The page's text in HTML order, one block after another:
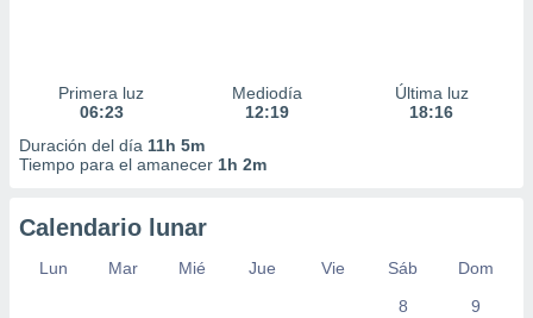
Primera luz
06:23
Mediodía
12:19
Última luz
18:16
Duración del día 11h 5m
Tiempo para el amanecer 1h 2m
Calendario lunar
Lun Mar Mié Jue Vie Sáb
Dom
8
9